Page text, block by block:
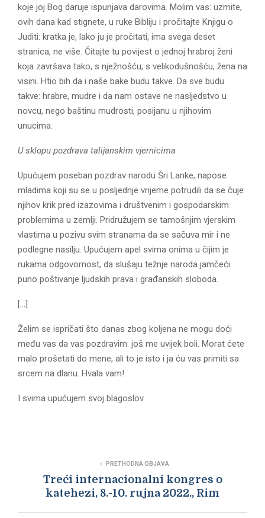
koje joj Bog daruje ispunjava darovima. Molim vas: uzmite,
ovih dana kad stignete, u ruke Bibliju i pročitajte Knjigu o
Juditi: kratka je, lako ju je pročitati, ima svega deset
stranica, ne više. Čitajte tu povijest o jednoj hrabroj ženi
koja završava tako, s nježnošću, s velikodušnošću, žena na
visini. Htio bih da i naše bake budu takve. Da sve budu
takve: hrabre, mudre i da nam ostave ne nasljedstvo u
novcu, nego baštinu mudrosti, posijanu u njihovim
unucima.
U sklopu pozdrava talijanskim vjernicima
Upućujem poseban pozdrav narodu Šri Lanke, napose
mladima koji su se u posljednje vrijeme potrudili da se čuje
njihov krik pred izazovima i društvenim i gospodarskim
problemima u zemlji. Pridružujem se tamošnjim vjerskim
vlastima u pozivu svim stranama da se sačuva mir i ne
podlegne nasilju. Upućujem apel svima onima u čijim je
rukama odgovornost, da slušaju težnje naroda jamčeći
puno poštivanje ljudskih prava i građanskih sloboda.
[…]
Želim se ispričati što danas zbog koljena ne mogu doći
među vas da vas pozdravim: još me uvijek boli. Morat ćete
malo prošetati do mene, ali to je isto i ja ću vas primiti sa
srcem na dlanu. Hvala vam!
I svima upućujem svoj blagoslov.
PRETHODNA OBJAVA
Treći internacionalni kongres o
katehezi, 8.-10. rujna 2022., Rim